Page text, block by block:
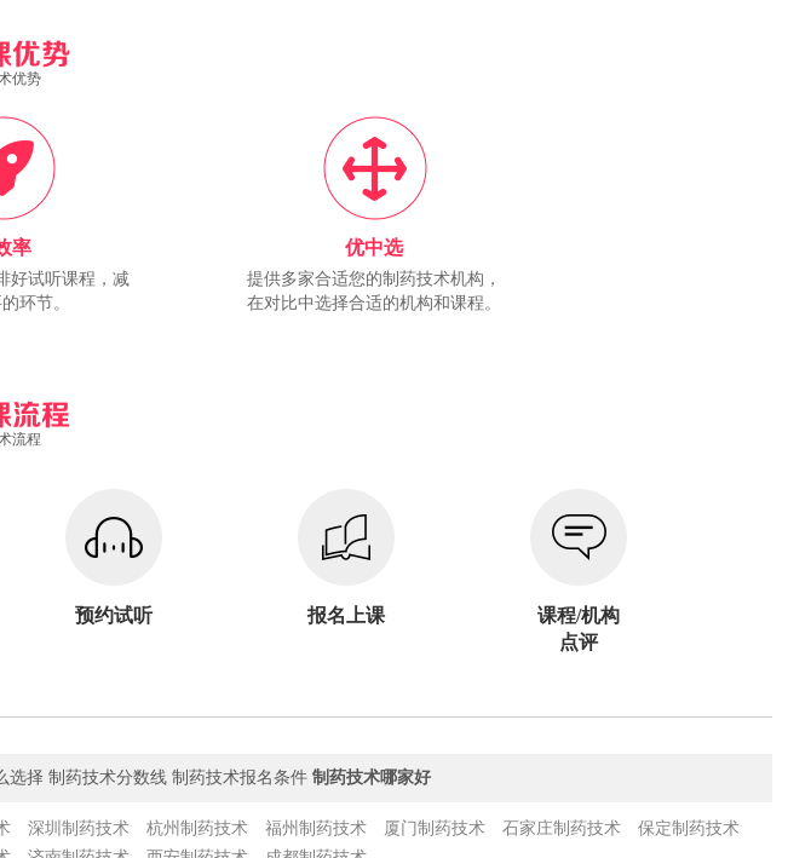
优势
率
好试听课程，减
环节。
优中选
提供多家合适您的制药技术机构，
在对比中选择合适的机构和课程。
流程
预约试听 报名上课
课程/机构
点评
择 制药技术分数线 制药技术报名条件 制药技术哪家好
深圳制药技术 杭州制药技术 福州制药技术 厦门制药技术 石家庄制药技术
保定制药技术